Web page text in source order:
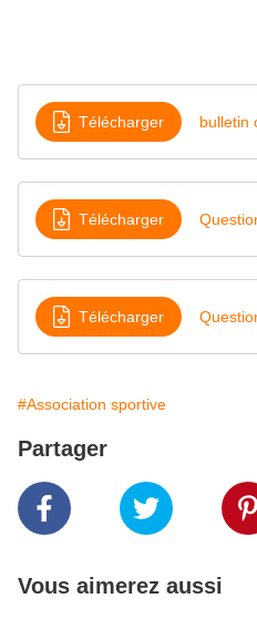
Télécharger bulletin
Télécharger
Télécharger
#Association sportive
Partager
Vous aimerez aussi